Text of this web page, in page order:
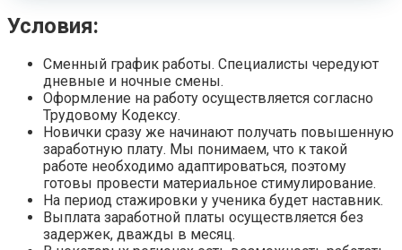
Условия:
Сменный график работы. Специалисты чередуют
дневные и ночные смены.
Оформление на работу осуществляется согласно
Трудовому Кодексу.
Новички сразу же начинают получать повышенную
заработную плату. Мы понимаем, что к такой
работе необходимо адаптироваться, поэтому
готовы провести материальное стимулирование.
На период стажировки у ученика будет наставник.
Выплата заработной платы осуществляется без
задержек, дважды в месяц.